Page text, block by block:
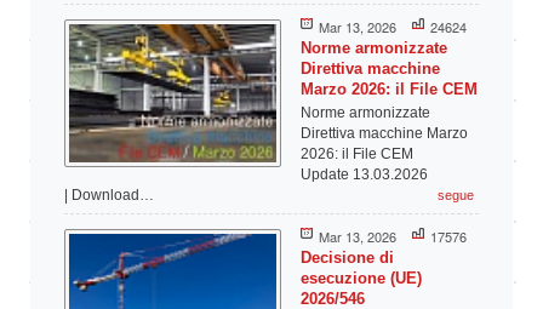
Mar 13, 2026 24624
Norme armonizzate
Direttiva macchine
Marzo 2026: il File CEM
Norme armonizzate
Direttiva macchine Marzo
2026: il File CEM
Update 13.03.2026
| Download…
segue
Mar 13, 2026 17576
Decisione di
esecuzione (UE)
2026/546